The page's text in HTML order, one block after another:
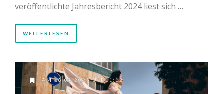
veröffentlichte Jahresbericht 2024 liest sich …
WEITERLESEN
AM 18.08.2025 UM 11:12